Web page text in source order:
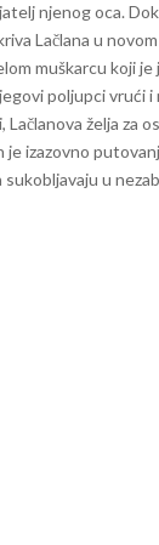
njenog oca.
Lačlana u
muškarcu koji
poljupci vrući
želja za
je izazovno
u